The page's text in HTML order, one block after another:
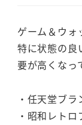
ゲーム＆ウォ
特に状態の良
要が高くなっ
・任天堂ブラ
・昭和レトロ